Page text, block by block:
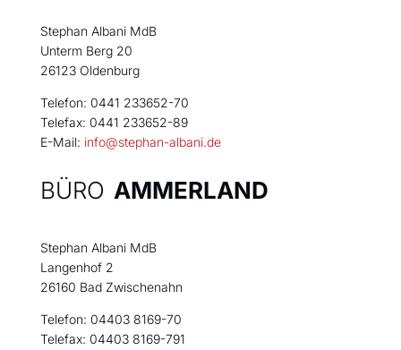
Stephan Albani MdB
Unterm Berg 20
26123 Oldenburg
Telefon: 0441 233652-70
Telefax: 0441 233652-89
E-Mail: info@stephan-albani.de
BÜRO AMMERLAND
Stephan Albani MdB
Langenhof 2
26160 Bad Zwischenahn
Telefon: 04403 8169-70
Telefax: 04403 8169-791